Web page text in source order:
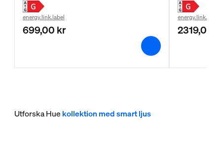
energy.link.label
699,00 kr
energy.link.label
2319,00
Utforska Hue kollektion med smart ljus